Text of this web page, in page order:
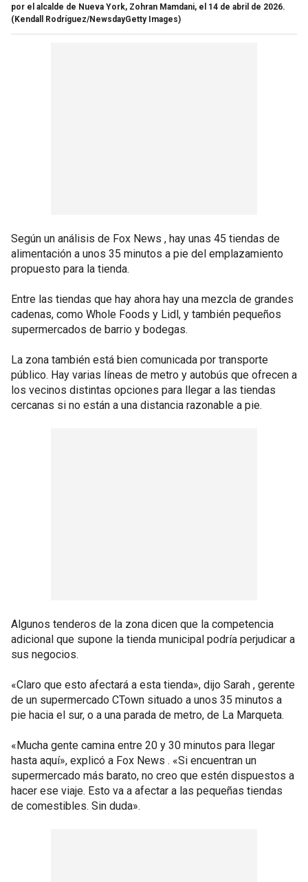
por el alcalde de Nueva York, Zohran Mamdani, el 14 de abril de 2026.
(Kendall Rodríguez/NewsdayGetty Images)
Según un análisis de Fox News , hay unas 45 tiendas de
alimentación a unos 35 minutos a pie del emplazamiento
propuesto para la tienda.
Entre las tiendas que hay ahora hay una mezcla de grandes
cadenas, como Whole Foods y Lidl, y también pequeños
supermercados de barrio y bodegas.
La zona también está bien comunicada por transporte
público. Hay varias líneas de metro y autobús que ofrecen a
los vecinos distintas opciones para llegar a las tiendas
cercanas si no están a una distancia razonable a pie.
Algunos tenderos de la zona dicen que la competencia
adicional que supone la tienda municipal podría perjudicar a
sus negocios.
«Claro que esto afectará a esta tienda», dijo Sarah , gerente
de un supermercado CTown situado a unos 35 minutos a
pie hacia el sur, o a una parada de metro, de La Marqueta.
«Mucha gente camina entre 20 y 30 minutos para llegar
hasta aquí», explicó a Fox News . «Si encuentran un
supermercado más barato, no creo que estén dispuestos a
hacer ese viaje. Esto va a afectar a las pequeñas tiendas
de comestibles. Sin duda».